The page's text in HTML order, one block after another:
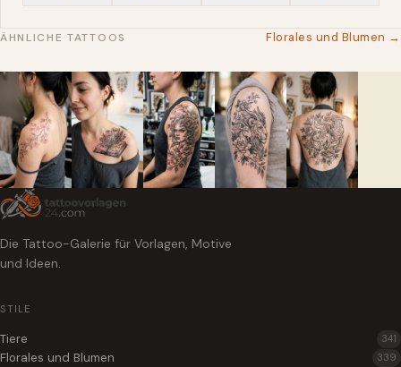
ÄHNLICHE TATTOOS Florales und Blumen →
Die Tattoo-Galerie für Vorlagen, Motive
und Ideen.
STILE
Tiere 341
Florales und Blumen 339